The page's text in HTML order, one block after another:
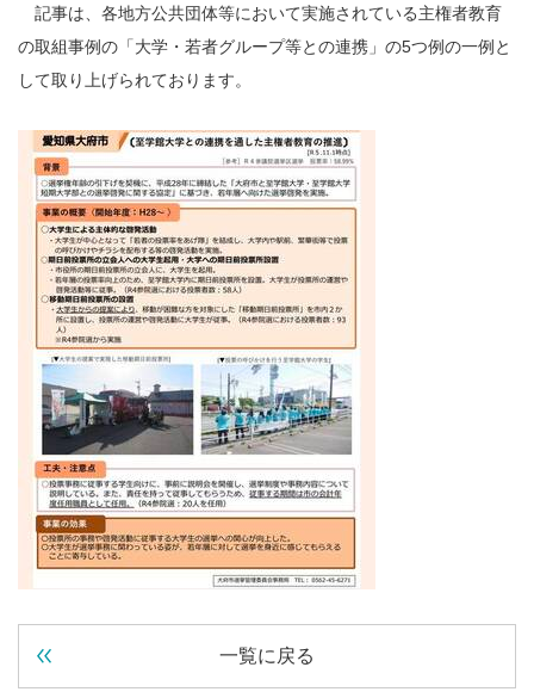
記事は、各地方公共団体等において実施されている主権者教育
の取組事例の「大学・若者グループ等との連携」の5つ例の一例と
して取り上げられております。
一覧に戻る